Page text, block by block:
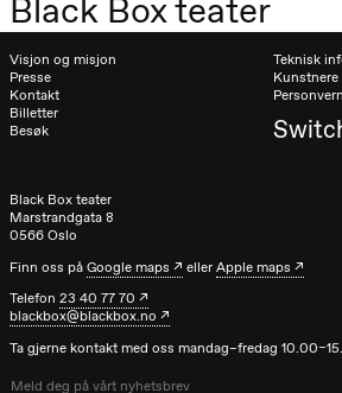
Mōnad
(Black Box
teater)
Torsdag 26. november
Project
Hausmania
Fredag 27. november
19.00
Ilse Ghekiere
The Elsa
Project
Black Box teater
Visjon og misjon
Presse
Kontakt
Billetter
Besøk
Teknisk
Black Box teater
Marstrandgata 8
0566 Oslo
Finn oss påGoogle maps ellerApple maps
Telefon23 40 77 70
blackbox@blackbox.no
Ta gjerne kontakt med oss mandag–fredag